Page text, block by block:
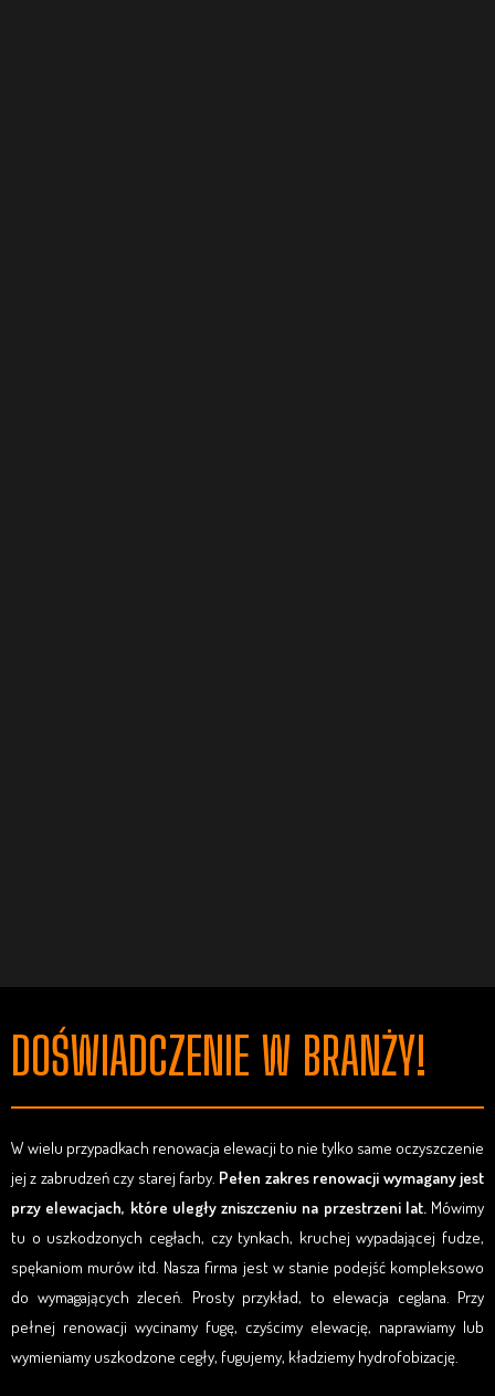
DOŚWIADCZENIE W BRANŻY!
W wielu przypadkach renowacja elewacji to nie tylko same oczyszczenie
jej z zabrudzeń czy starej farby. Pełen zakres renowacji wymagany jest
przy elewacjach, które uległy zniszczeniu na przestrzeni lat.Mówimy
tu o uszkodzonych cegłach, czy tynkach, kruchej wypadającej fudze,
spękaniom murów itd. Nasza firma jest w stanie podejść kompleksowo
do wymagających zleceń. Prosty przykład, to elewacja ceglana. Przy
pełnej renowacji wycinamy fugę, czyścimy elewację, naprawiamy lub
wymieniamy uszkodzone cegły, fugujemy, kładziemy hydrofobizację.